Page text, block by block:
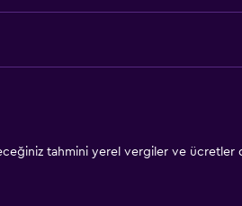
tahmini yerel vergiler ve ücretler